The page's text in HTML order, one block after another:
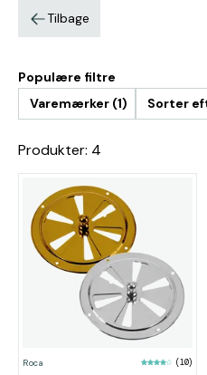
Tilbage
Populære filtre
Varemærker (1)
Sorter
Produkter: 4
Roca (10)